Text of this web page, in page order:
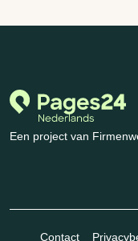
Een project van
Contact